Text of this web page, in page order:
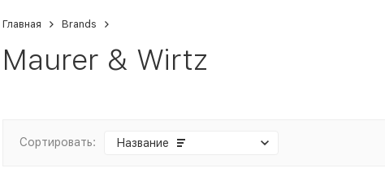
Главная Brands
Maurer & Wirtz
Сортировать: Название